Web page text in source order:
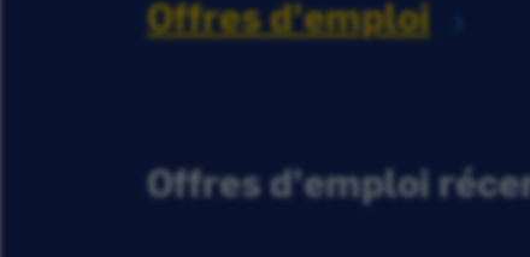
Offres d'emploi
Offres d'emploi